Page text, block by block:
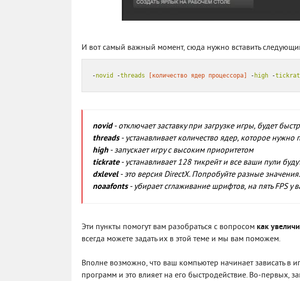
И вот самый важный момент, сюда нужно вставить
-novid -threads [количество ядер процессора] - high -
novid- отключает заставку при загрузке игры, будет
threads- устанавливает количество ядер, которое нужно
high- запускает игру с высоким приоритетом
tickrate- устанавливает 128 тикрейт и все ваши пули
dxlevel- это версия DirectX. Попробуйте разные значения.
noaafonts- убирает сглаживание шрифтов, на пять FPS у
Эти пункты помогут вам разобраться с вопросом как
всегда можете задать их в этой теме и мы вам поможем.
Вполне возможно, что ваш компьютер начинает зависать в
программ и это влияет на его быстродействие. Во-первых,